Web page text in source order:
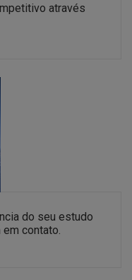
através
do seu estudo
contato.